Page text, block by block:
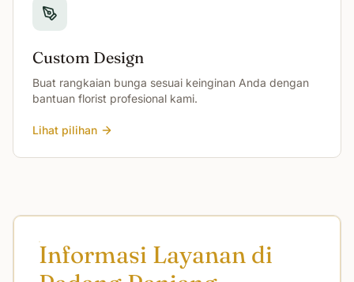
Custom Design
Buat rangkaian bunga sesuai keinginan Anda dengan
bantuan florist profesional kami.
Lihat pilihan
Informasi Layanan di